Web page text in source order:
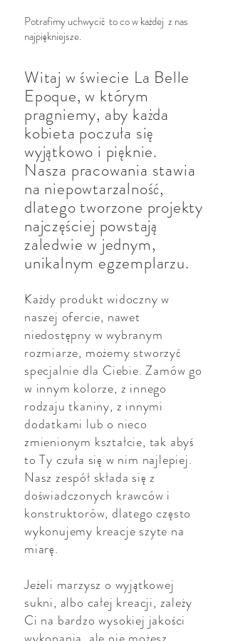
Potrafimy uchwycić to co w każdej z nas
najpiękniejsze.
Witaj w świecie La Belle
Epoque, w którym
pragniemy, aby każda
kobieta poczuła się
wyjątkowo i pięknie.
Nasza pracowania stawia
na niepowtarzalność,
dlatego tworzone projekty
najczęściej powstają
zaledwie w jednym,
unikalnym egzemplarzu.
Każdy produkt widoczny w
naszej ofercie, nawet
niedostępny w wybranym
rozmiarze, możemy stworzyć
specjalnie dla Ciebie. Zamów go
w innym kolorze, z innego
rodzaju tkaniny, z innymi
dodatkami lub o nieco
zmienionym kształcie, tak abyś
to Ty czuła się w nim najlepiej.
Nasz zespół składa się z
doświadczonych krawców i
konstruktorów, dlatego często
wykonujemy kreacje szyte na
miarę.
Jeżeli marzysz o wyjątkowej
sukni, albo całej kreacji, zależy
Ci na bardzo wysokiej jakości